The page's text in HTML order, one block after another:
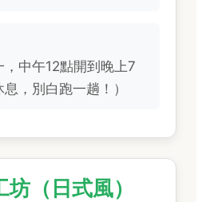
中午12點開到晚上7
，別白跑一趟！）
（日式風）